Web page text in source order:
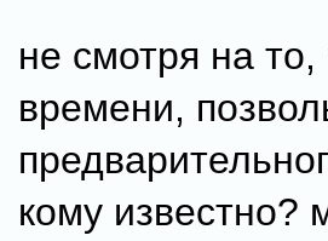
не смотря на
времени,
кому известно?